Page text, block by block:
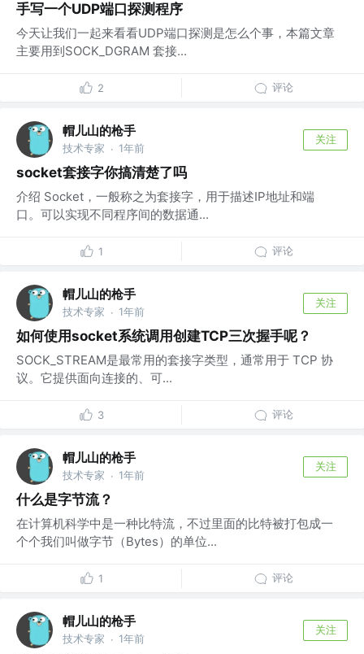
手写一个UDP端口探测程序
今天让我们一起来看看UDP端口探测是怎么个事，本篇文章
主要用到SOCK_DGRAM 套接...
2 评论
帽儿山的枪手
技术专家 · 1年前
关注
socket套接字你搞清楚了吗
介绍 Socket，一般称之为套接字，用于描述IP地址和端
口。可以实现不同程序间的数据通...
1 评论
帽儿山的枪手
技术专家 · 1年前
关注
如何使用socket系统调用创建TCP三次握手呢？
SOCK_STREAM是最常用的套接字类型，通常用于 TCP 协
议。它提供面向连接的、可...
3 评论
帽儿山的枪手
技术专家 · 1年前
关注
什么是字节流？
在计算机科学中是一种比特流，不过里面的比特被打包成一
个个我们叫做字节（Bytes）的单位...
1 评论
帽儿山的枪手
技术专家 · 1年前
关注